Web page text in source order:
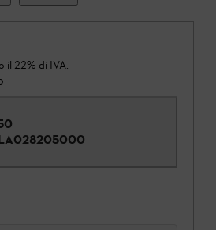
il 22% di IVA.